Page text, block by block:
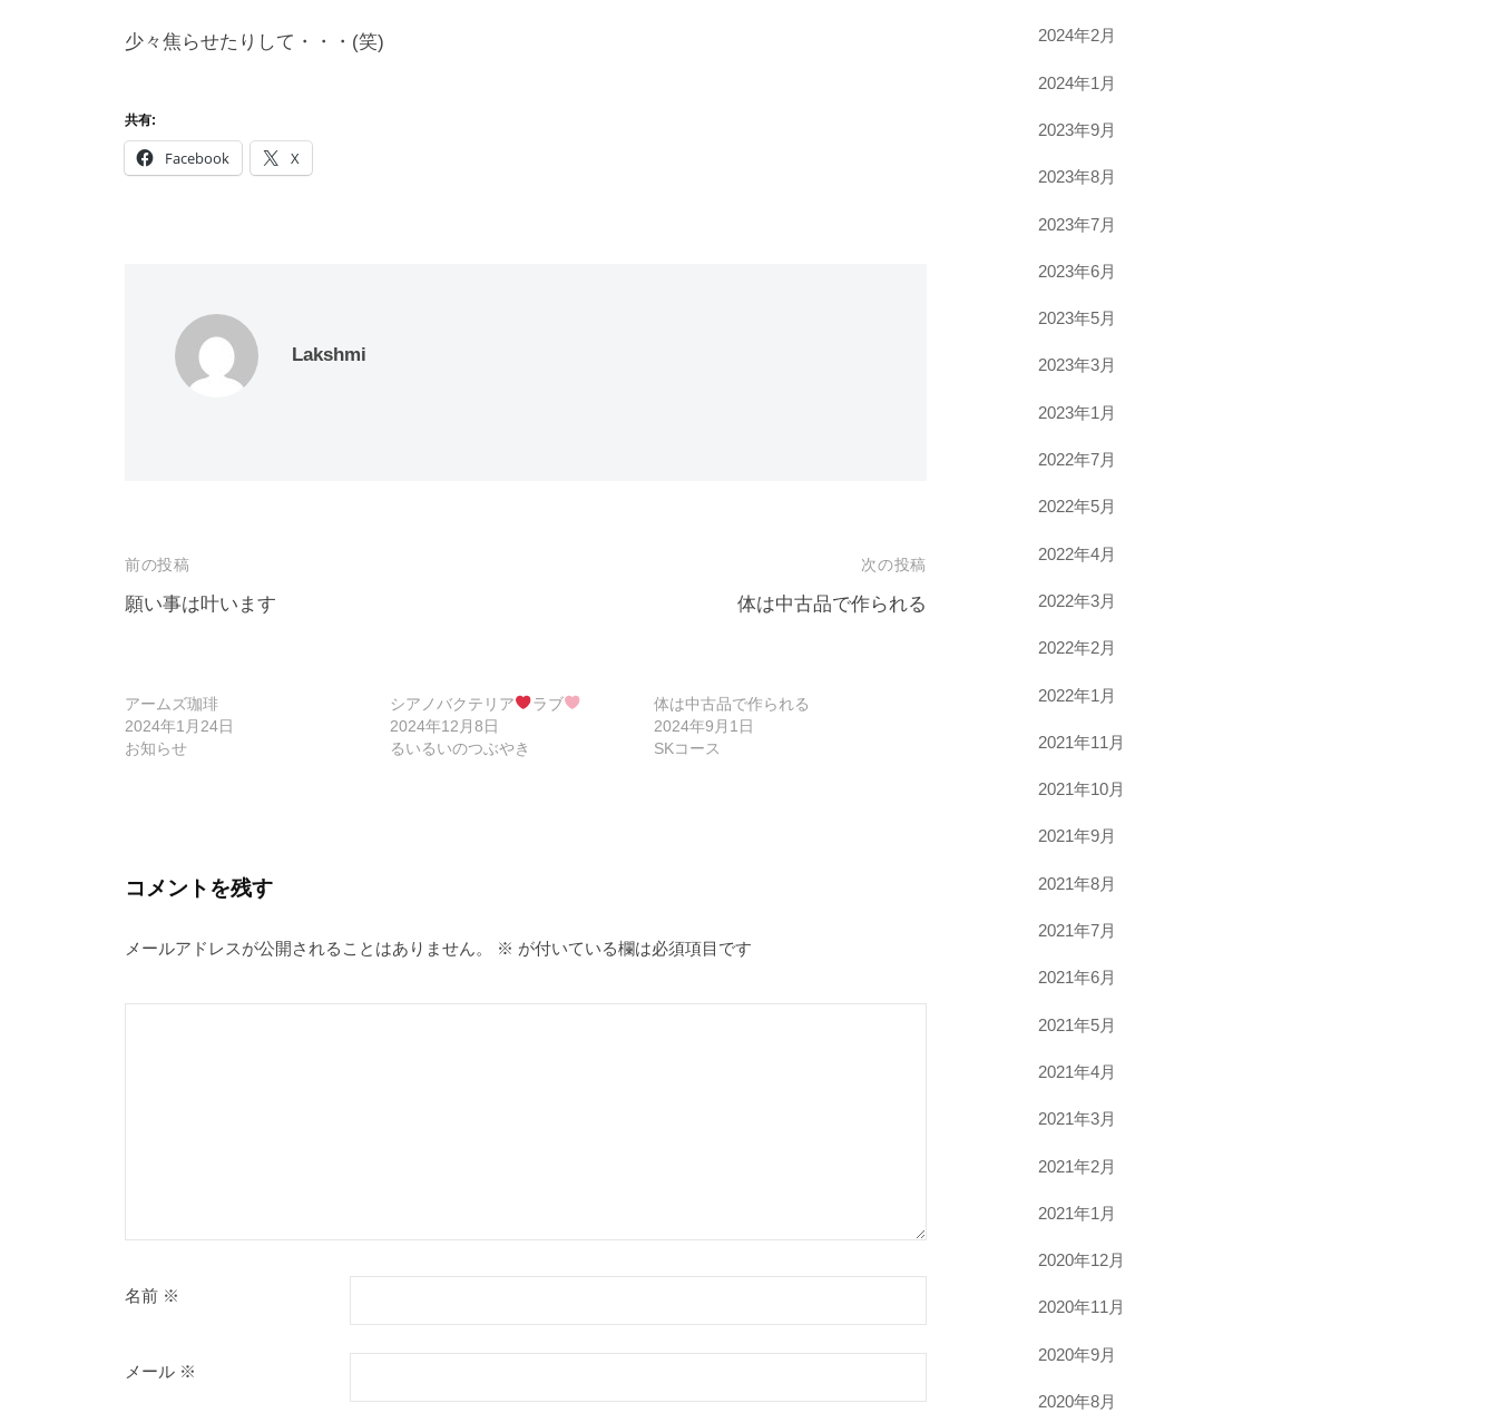
少々焦らせたりして・・・(笑)
共有:
Facebook X
Lakshmi
投
稿
ゲ
ー
前の投稿
願い事は叶います
次の投稿
体は中古品で作られる
アームズ珈琲
2024年1月24日
お知らせ
シアノバクテリア
ラブ
2024年12月8日
るいるいのつぶやき
体は中古品で作られる
2024年9月1日
SKコース
コメントを残す
メールアドレスが公開されることはありません。 ※ が付いている欄は必須項目です
名前 ※
メール ※
2024年2月
2024年1月
2023年9月
2023年8月
2023年7月
2023年6月
2023年5月
2023年3月
2023年1月
2022年7月
2022年5月
2022年4月
2022年3月
2022年2月
2022年1月
2021年11月
2021年10月
2021年9月
2021年8月
2021年7月
2021年6月
2021年5月
2021年4月
2021年3月
2021年2月
2021年1月
2020年12月
2020年11月
2020年9月
2020年8月